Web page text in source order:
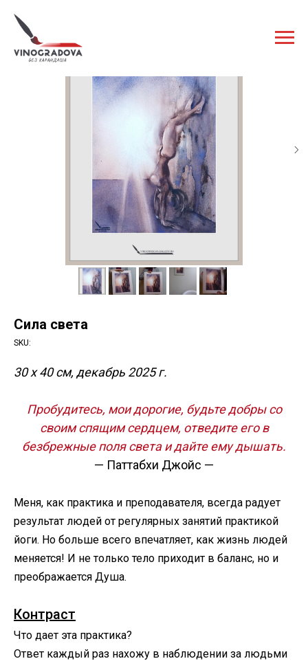
Сила света
SKU:
30 х 40 см, декабрь 2025 г.
Пробудитесь, мои дорогие, будьте добры со
своим спящим сердцем, отведите его в
безбрежные поля света и дайте ему дышать.
— Паттабхи Джойс —
Меня, как практика и преподавателя, всегда радует
результат людей от регулярных занятий практикой
йоги. Но больше всего впечатляет, как жизнь людей
меняется! И не только тело приходит в баланс, но и
преображается Душа.
Контраст
Что дает эта практика?
Ответ каждый раз нахожу в наблюдении за людьми